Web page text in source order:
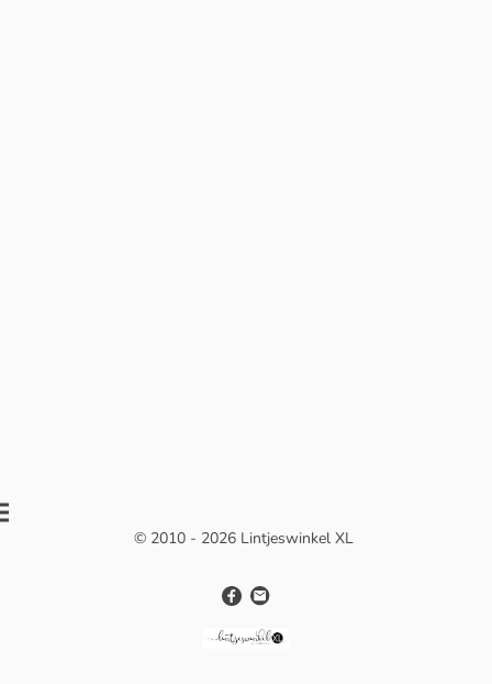
© 2010 - 2026 Lintjeswinkel XL